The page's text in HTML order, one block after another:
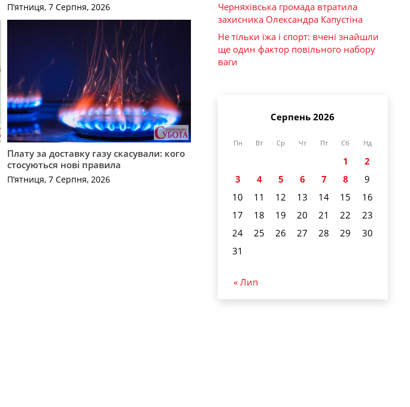
П’ятниця, 7 Серпня, 2026
Плату за доставку газу скасували: кого
стосуються нові правила
П’ятниця, 7 Серпня, 2026
Черняхівська громада втратила
захисника Олександра Капустіна
Не тільки їжа і спорт: вчені знайшли
ще один фактор повільного набору
ваги
Серпень 2026
Пн Вт Ср Чт Пт Сб Нд
1
2
3
4 5 6 7 8
9
10
11 12 13 14 15
16
17
18 19 20 21 22
23
24
25 26 27 28 29
30
31
« Лип